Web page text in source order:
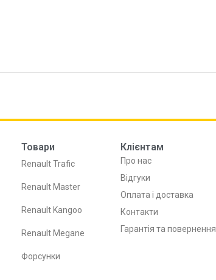
Товари
Renault Trafic
Renault Master
Renault Kangoo
Renault Megane
Форсунки
Клієнтам
Про нас
Відгуки
Оплата і доставка
Контакти
Гарантія та повернення